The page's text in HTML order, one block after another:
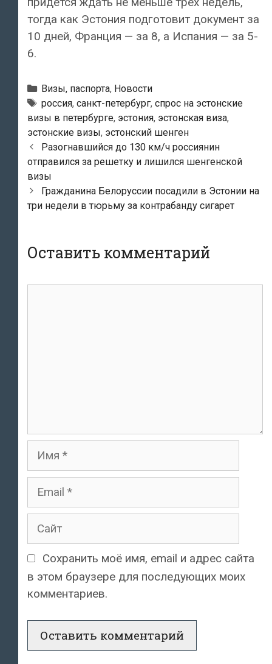
тогда как Эстония подготовит документ за
10 дней, Франция — за 8, а Испания — за 5-
6.
Рубрики
Визы, паспорта, Новости
Метки
россия, санкт-петербург, спрос на эстонские
визы в петербурге, эстония, эстонская виза,
эстонские визы, эстонский шенген
Навигация
по
записям
Разогнавшийся до 130 км/ч россиянин
отправился за решетку и лишился шенгенской
визы
Гражданина Белоруссии посадили в Эстонии на
три недели в тюрьму за контрабанду сигарет
Оставить комментарий
Имя
Email
Сайт
Сохранить моё имя, email и адрес сайта
в этом браузере для последующих моих
комментариев.